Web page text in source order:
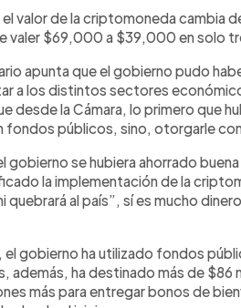
valor de la criptomoneda cambia
valer $69,000 a $39,000 en solo
apunta que el gobierno pudo
a los distintos sectores
desde la Cámara, lo primero que
fondos públicos, sino, otorgarle
gobierno se hubiera ahorrado
la implementación de la
quebrará al país”, sí es mucho
el gobierno ha utilizado fondos
además, ha destinado más de $86
más para entregar bonos de